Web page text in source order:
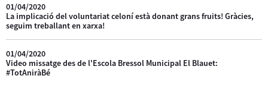
01/04/2020
La implicació del voluntariat celoní està donant grans fruits! Gràcies,
seguim treballant en xarxa!
01/04/2020
Video missatge des de l'Escola Bressol Municipal El Blauet:
#TotAniràBé